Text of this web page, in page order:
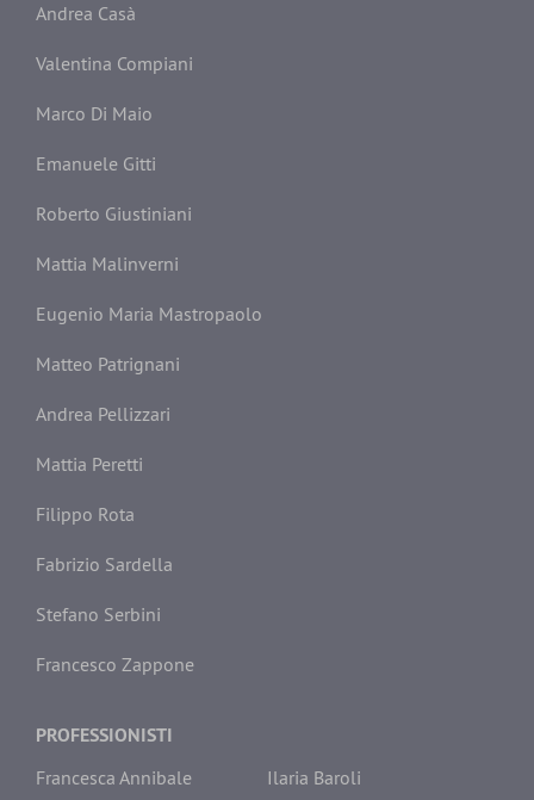
Andrea Casà
Valentina Compiani
Marco Di Maio
Emanuele Gitti
Roberto Giustiniani
Mattia Malinverni
Eugenio Maria Mastropaolo
Matteo Patrignani
Andrea Pellizzari
Mattia Peretti
Filippo Rota
Fabrizio Sardella
Stefano Serbini
Francesco Zappone
PROFESSIONISTI
Francesca Annibale Ilaria Baroli